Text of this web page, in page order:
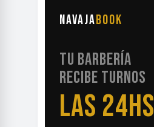
NAVAJABOOK
TU BARBERÍA
RECIBE TURNOS
LAS 24HS